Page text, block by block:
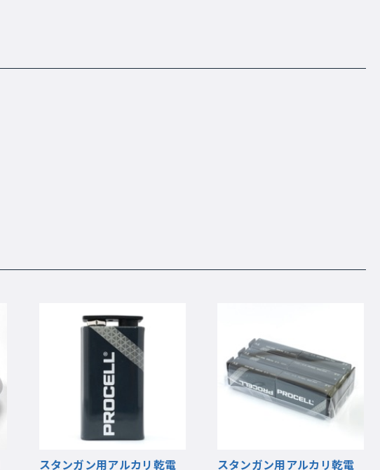
スタンガン用アルカリ乾電
スタンガン用アルカリ乾電